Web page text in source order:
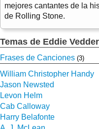
mejores cantantes de la
de Rolling Stone.
Temas de Eddie Vedder
Frases de Canciones (3)
William Christopher Handy
Jason Newsted
Levon Helm
Cab Calloway
Harry Belafonte